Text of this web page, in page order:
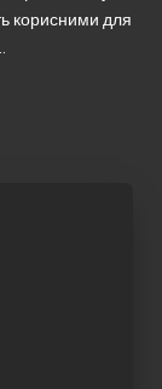
корисними для